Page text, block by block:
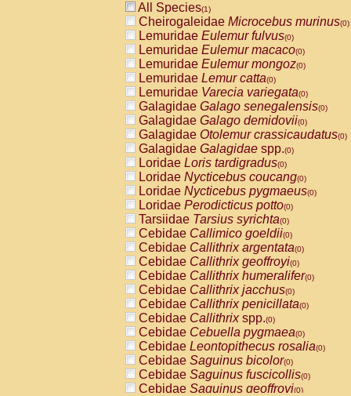
All Species(1)
Cheirogaleidae Microcebus murinus(0)
Lemuridae Eulemur fulvus(0)
Lemuridae Eulemur macaco(0)
Lemuridae Eulemur mongoz(0)
Lemuridae Lemur catta(0)
Lemuridae Varecia variegata(0)
Galagidae Galago senegalensis(0)
Galagidae Galago demidovii(0)
Galagidae Otolemur crassicaudatus(0)
Galagidae Galagidae spp.(0)
Loridae Loris tardigradus(0)
Loridae Nycticebus coucang(0)
Loridae Nycticebus pygmaeus(0)
Loridae Perodicticus potto(0)
Tarsiidae Tarsius syrichta(0)
Cebidae Callimico goeldii(0)
Cebidae Callithrix argentata(0)
Cebidae Callithrix geoffroyi(0)
Cebidae Callithrix humeralifer(0)
Cebidae Callithrix jacchus(0)
Cebidae Callithrix penicillata(0)
Cebidae Callithrixspp.(0)
Cebidae Cebuella pygmaea(0)
Cebidae Leontopithecus rosalia(0)
Cebidae Saguinus bicolor(0)
Cebidae Saguinus fuscicollis(0)
Cebidae Saguinus geoffroyi(0)